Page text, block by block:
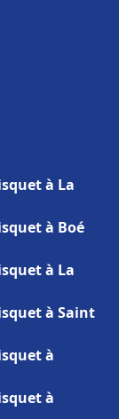
à La
à Boé
à La
à Saint
à
à